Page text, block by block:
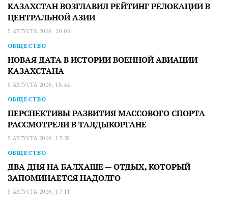
КАЗАХСТАН ВОЗГЛАВИЛ РЕЙТИНГ РЕЛОКАЦИИ В
ЦЕНТРАЛЬНОЙ АЗИИ
5 АВГУСТА 2026, 20:05
ОБЩЕСТВО
НОВАЯ ДАТА В ИСТОРИИ ВОЕННОЙ АВИАЦИИ
КАЗАХСТАНА
5 АВГУСТА 2026, 18:44
ОБЩЕСТВО
ПЕРСПЕКТИВЫ РАЗВИТИЯ МАССОВОГО СПОРТА
РАССМОТРЕЛИ В ТАЛДЫКОРГАНЕ
5 АВГУСТА 2026, 17:59
ОБЩЕСТВО
ДВА ДНЯ НА БАЛХАШЕ — ОТДЫХ, КОТОРЫЙ
ЗАПОМИНАЕТСЯ НАДОЛГО
5 АВГУСТА 2026, 17:11